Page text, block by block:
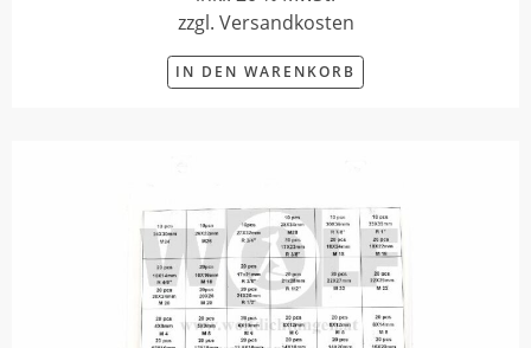
zzgl. Versandkosten
IN DEN WARENKORB